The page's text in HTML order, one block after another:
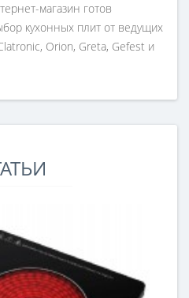
магазин готов
кухонных плит от ведущих
Orion, Greta, Gefest и